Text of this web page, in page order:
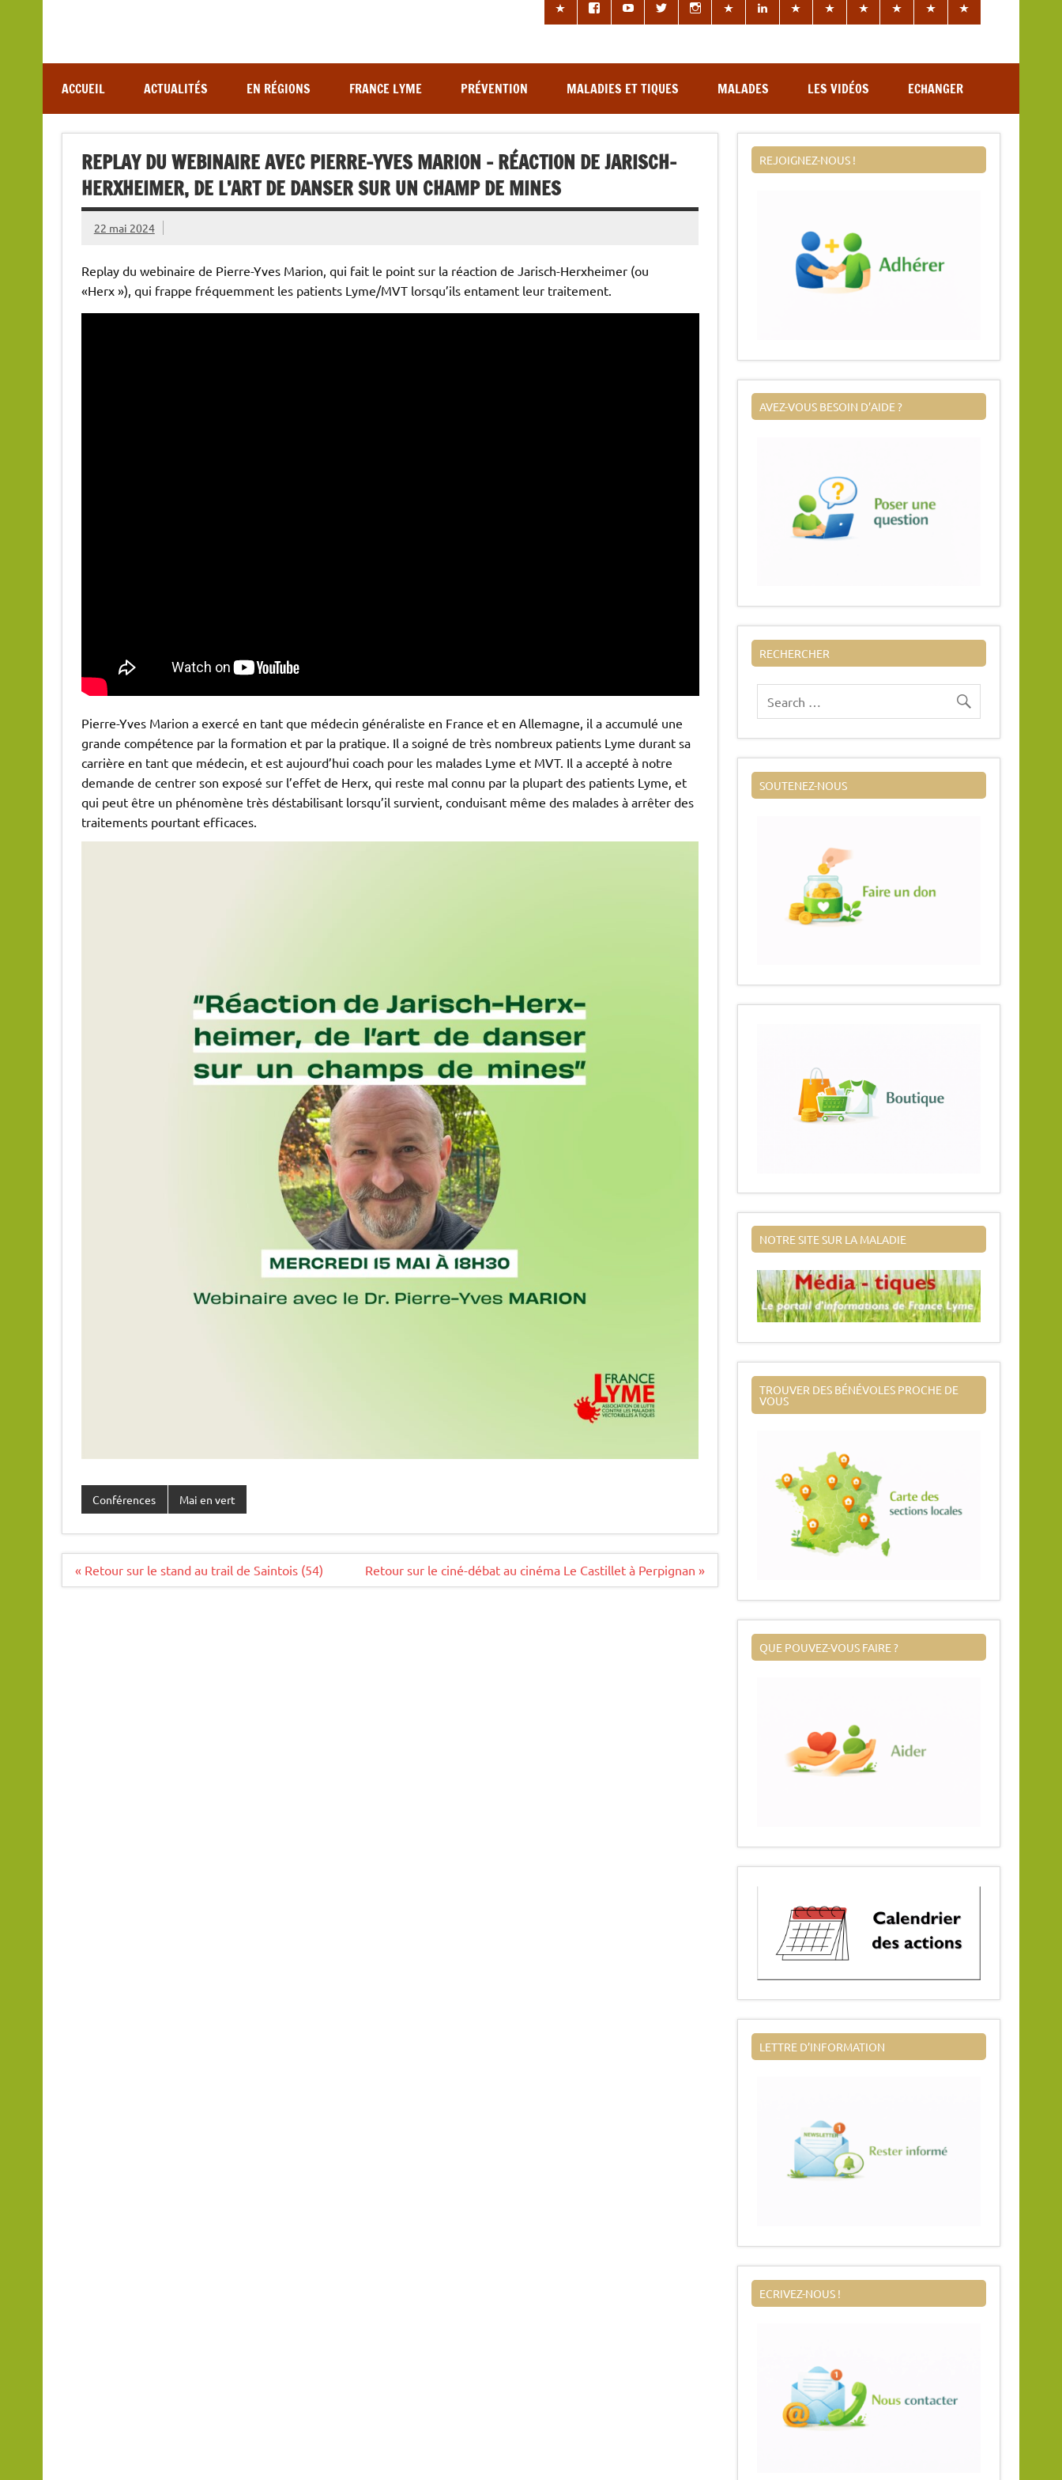
ACCUEIL ACTUALITÉS EN RÉGIONS FRANCE LYME PRÉVENTION MALADIES ET TIQUES MALADES LES VIDÉOS ECHANGER
REPLAY DU WEBINAIRE AVEC PIERRE-YVES MARION – RÉACTION DE JARISCH-
HERXHEIMER, DE L’ART DE DANSER SUR UN CHAMP DE MINES
22 mai 2024
Replay du webinaire de Pierre-Yves Marion, qui fait le point sur la réaction de Jarisch-Herxheimer (ou
«Herx »), qui frappe fréquemment les patients Lyme/MVT lorsqu’ils entament leur traitement.
Pierre-Yves Marion a exercé en tant que médecin généraliste en France et en Allemagne, il a accumulé une
grande compétence par la formation et par la pratique. Il a soigné de très nombreux patients Lyme durant sa
carrière en tant que médecin, et est aujourd’hui coach pour les malades Lyme et MVT. Il a accepté à notre
demande de centrer son exposé sur l’effet de Herx, qui reste mal connu par la plupart des patients Lyme, et
qui peut être un phénomène très déstabilisant lorsqu’il survient, conduisant même des malades à arrêter des
traitements pourtant efficaces.
Conférences Mai en vert
Navigation
« Retour sur le stand au trail de Saintois (54) Retour sur le ciné-débat au cinéma Le Castillet à Perpignan »
REJOIGNEZ-NOUS !
AVEZ-VOUS BESOIN D’AIDE ?
RECHERCHER
SOUTENEZ-NOUS
NOTRE SITE SUR LA MALADIE
TROUVER DES BÉNÉVOLES PROCHE DE
VOUS
QUE POUVEZ-VOUS FAIRE ?
LETTRE D’INFORMATION
ECRIVEZ-NOUS !